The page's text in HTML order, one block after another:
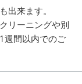
出来ます。
リーニングや別
週間以内でのご